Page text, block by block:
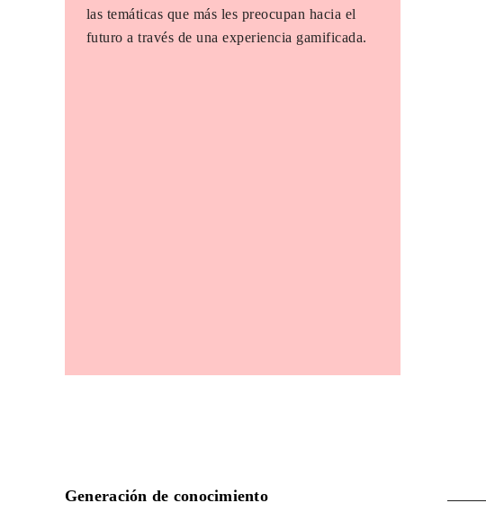
las temáticas que más les preocupan hacia el
futuro a través de una experiencia gamificada.
Generación de conocimiento